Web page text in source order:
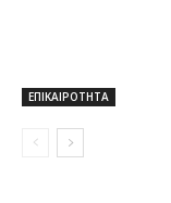
ΕΠΙΚΑΙΡΟΤΗΤΑ